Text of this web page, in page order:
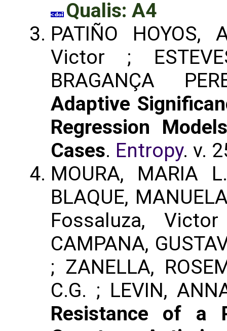
Qualis: A4
PATIÑO HOYOS,
Victor ;
BRAGANÇA
Adaptive
Regression
Cases. Entropy. v.
MOURA, MARIA
BLAQUE,
Fossaluza,
CAMPANA,
; ZANELLA,
C.G. ; LEVIN,
Resistance of a